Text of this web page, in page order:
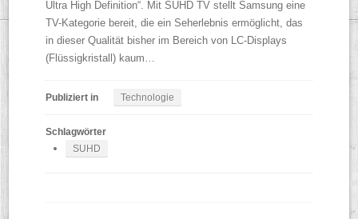
Ultra High Definition“. Mit SUHD TV stellt Samsung eine
TV-Kategorie bereit, die ein Seherlebnis ermöglicht, das
in dieser Qualität bisher im Bereich von LC-Displays
(Flüssigkristall) kaum…
Publiziert in Technologie
Schlagwörter
SUHD